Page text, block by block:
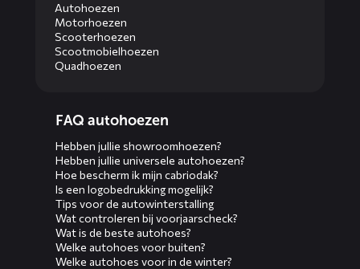
Autohoezen
Motorhoezen
Scooterhoezen
Scootmobielhoezen
Quadhoezen
menusFAQ autohoezen
Hebben jullie showroomhoezen?
Hebben jullie universele autohoezen?
Hoe bescherm ik mijn cabriodak?
Is een logobedrukking mogelijk?
Tips voor de autowinterstalling
Wat controleren bij voorjaarscheck?
Wat is de beste autohoes?
Welke autohoes voor buiten?
Welke autohoes voor in de winter?